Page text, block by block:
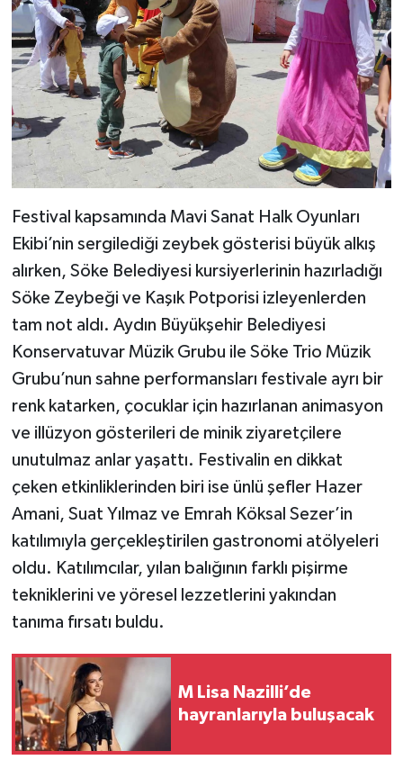
Festival kapsamında Mavi Sanat Halk Oyunları
Ekibi’nin sergilediği zeybek gösterisi büyük alkış
alırken, Söke Belediyesi kursiyerlerinin hazırladığı
Söke Zeybeği ve Kaşık Potporisi izleyenlerden
tam not aldı. Aydın Büyükşehir Belediyesi
Konservatuvar Müzik Grubu ile Söke Trio Müzik
Grubu’nun sahne performansları festivale ayrı bir
renk katarken, çocuklar için hazırlanan animasyon
ve illüzyon gösterileri de minik ziyaretçilere
unutulmaz anlar yaşattı. Festivalin en dikkat
çeken etkinliklerinden biri ise ünlü şefler Hazer
Amani, Suat Yılmaz ve Emrah Köksal Sezer’in
katılımıyla gerçekleştirilen gastronomi atölyeleri
oldu. Katılımcılar, yılan balığının farklı pişirme
tekniklerini ve yöresel lezzetlerini yakından
tanıma fırsatı buldu.
M Lisa Nazilli’de
hayranlarıyla buluşacak